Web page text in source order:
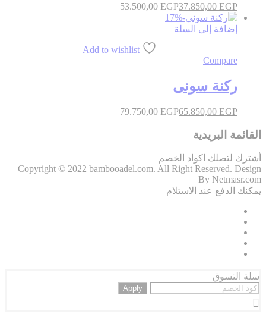
37.850,00 EGP
53.500,00EGP
-
17%
إضافة إلى السلة
Add to wishlist
Compare
ركنة سونى
65.850,00 EGP
79.750,00EGP
القائمة البريدية
أشترك لتصلك اكواد الخصم
Copyright © 2022 bambooadel.com. All Right Reserved. Design
By Netmasr.com
يمكنك الدفع عند الاستلام
سلة التسوق
Apply